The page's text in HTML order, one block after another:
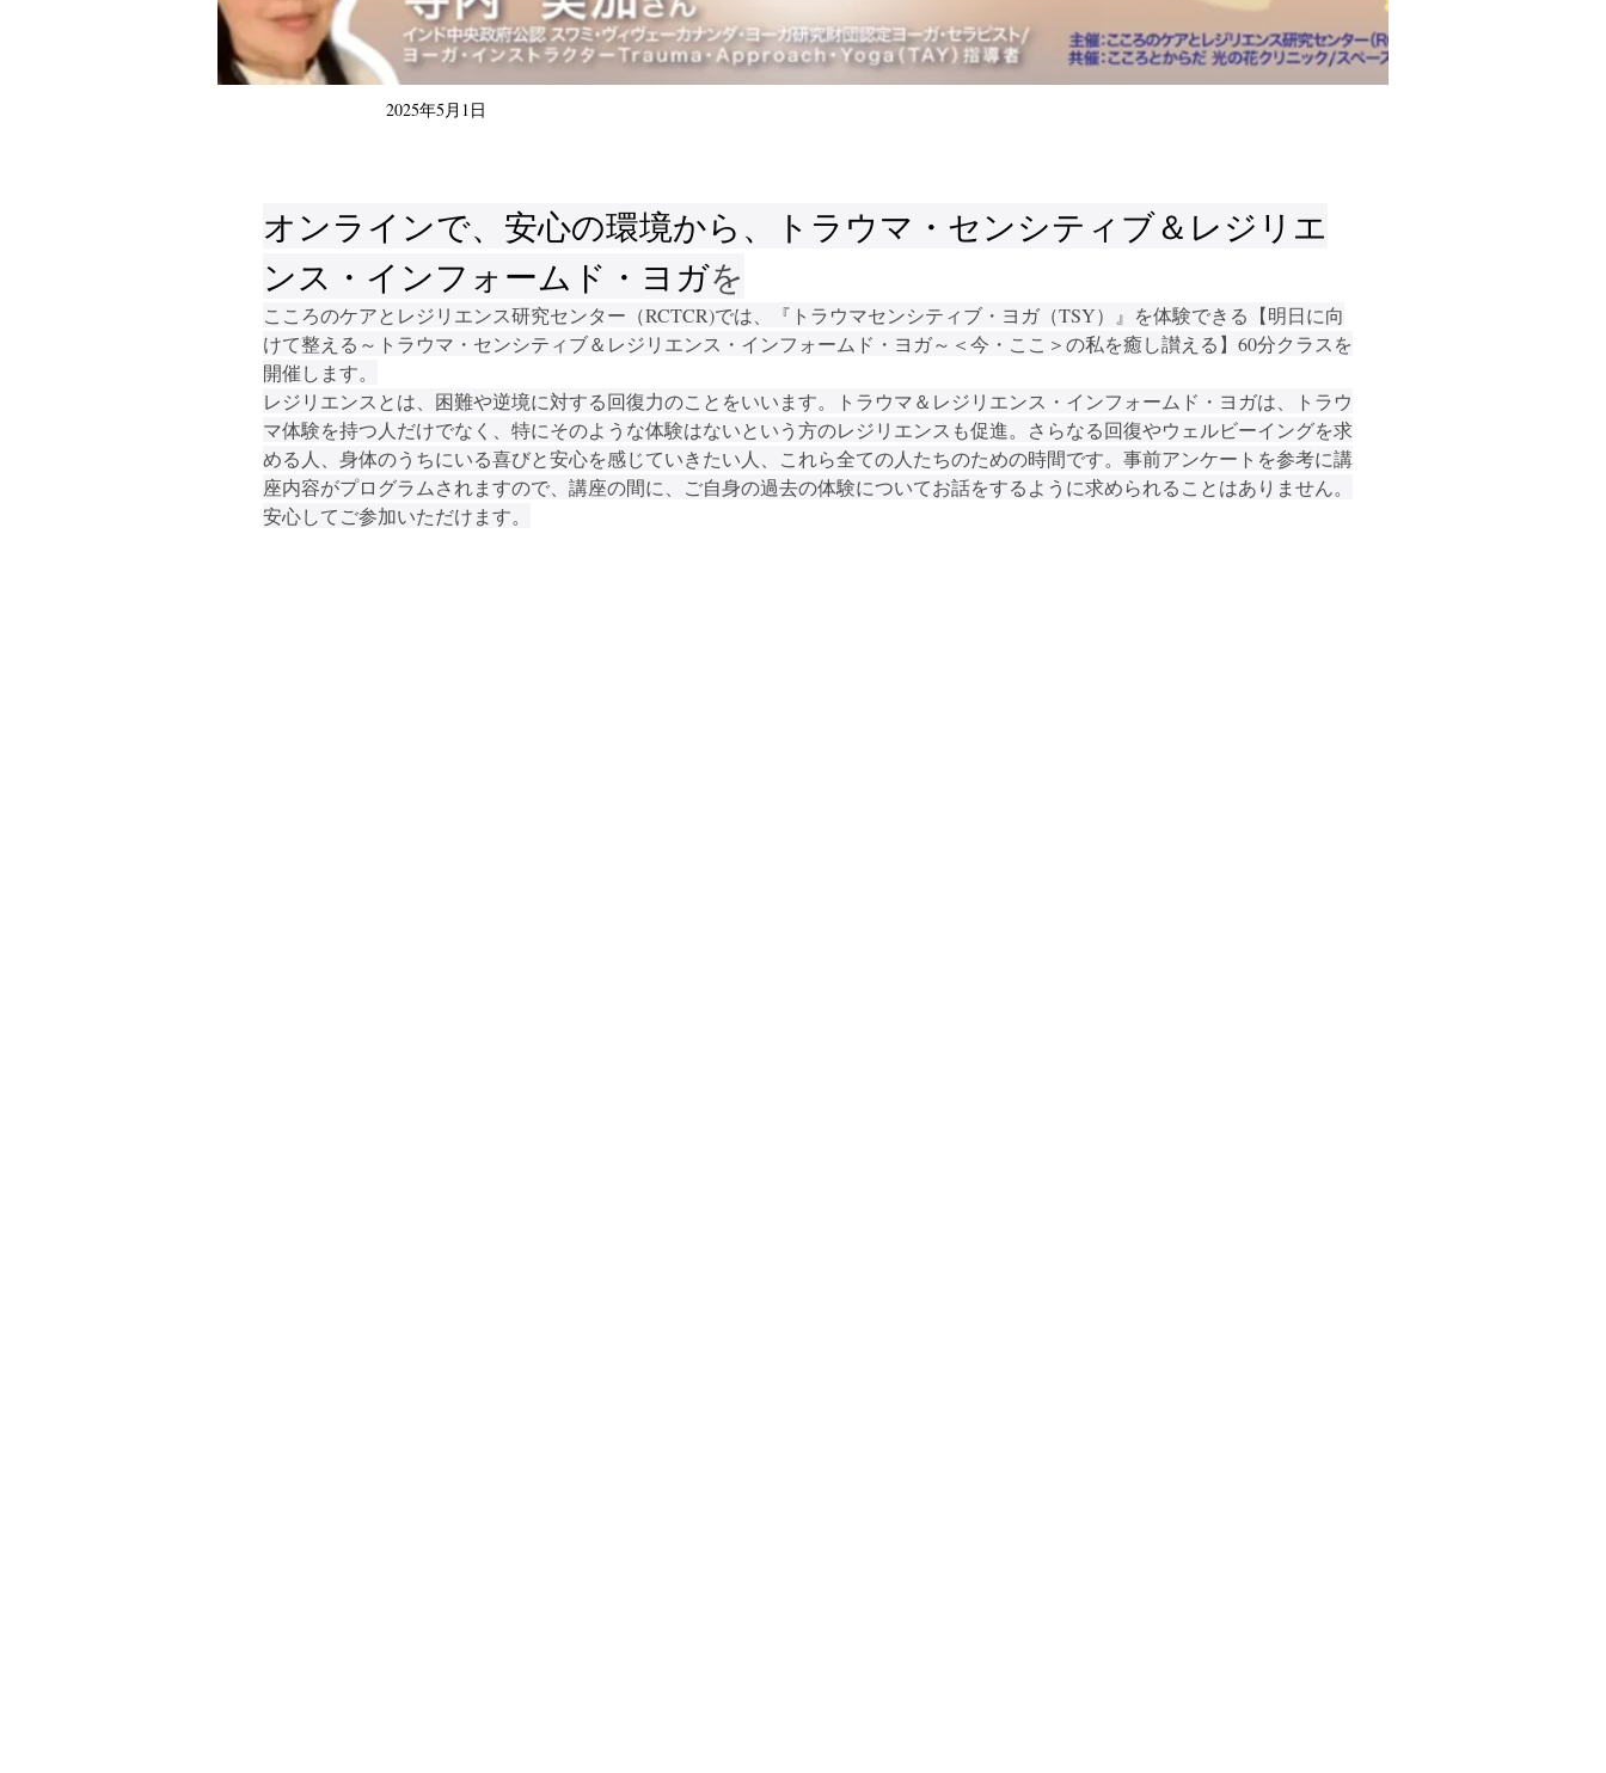
2025年5月1日
オンラインで、安心の環境から、トラウマ・センシティブ＆レジリエ
ンス・インフォームド・ヨガを
こころのケアとレジリエンス研究センター（RCTCR)では、『トラウマセンシティブ・ヨガ（TSY）』を体験できる【明日に向
けて整える～トラウマ・センシティブ＆レジリエンス・インフォームド・ヨガ～＜今・ここ＞の私を癒し讃える】60分クラスを
開催します。
レジリエンスとは、困難や逆境に対する回復力のことをいいます。トラウマ＆レジリエンス・インフォームド・ヨガは、トラウ
マ体験を持つ人だけでなく、特にそのような体験はないという方のレジリエンスも促進。さらなる回復やウェルビーイングを求
める人、身体のうちにいる喜びと安心を感じていきたい人、これら全ての人たちのための時間です。事前アンケートを参考に講
座内容がプログラムされますので、講座の間に、ご自身の過去の体験についてお話をするように求められることはありません。
安心してご参加いただけます。